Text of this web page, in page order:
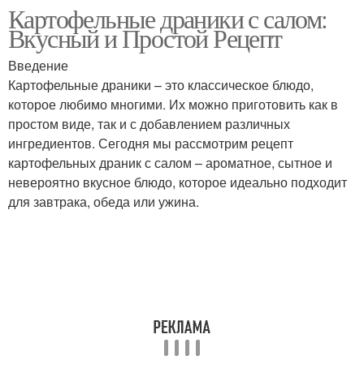
Драник во время
Картофельные драники с салом:
Вкусный и Простой Рецепт
Введение
Картофельные драники – это классическое блюдо,
которое любимо многими. Их можно приготовить как в
простом виде, так и с добавлением различных
ингредиентов. Сегодня мы рассмотрим рецепт
картофельных драник с салом – ароматное, сытное и
невероятно вкусное блюдо, которое идеально подходит
для завтрака, обеда или ужина.